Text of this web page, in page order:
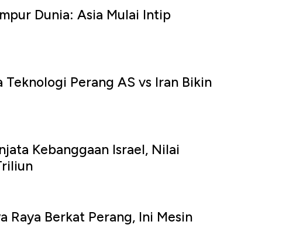
Dunia: Asia Mulai Intip
Teknologi Perang AS vs Iran Bikin
Kebanggaan Israel, Nilai
Raya Berkat Perang, Ini Mesin